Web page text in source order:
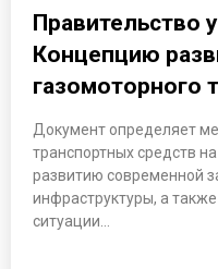
Правительство
Концепцию
газомоторного
Документ определяет
транспортных средств
развитию современной
инфраструктуры, а
ситуации…